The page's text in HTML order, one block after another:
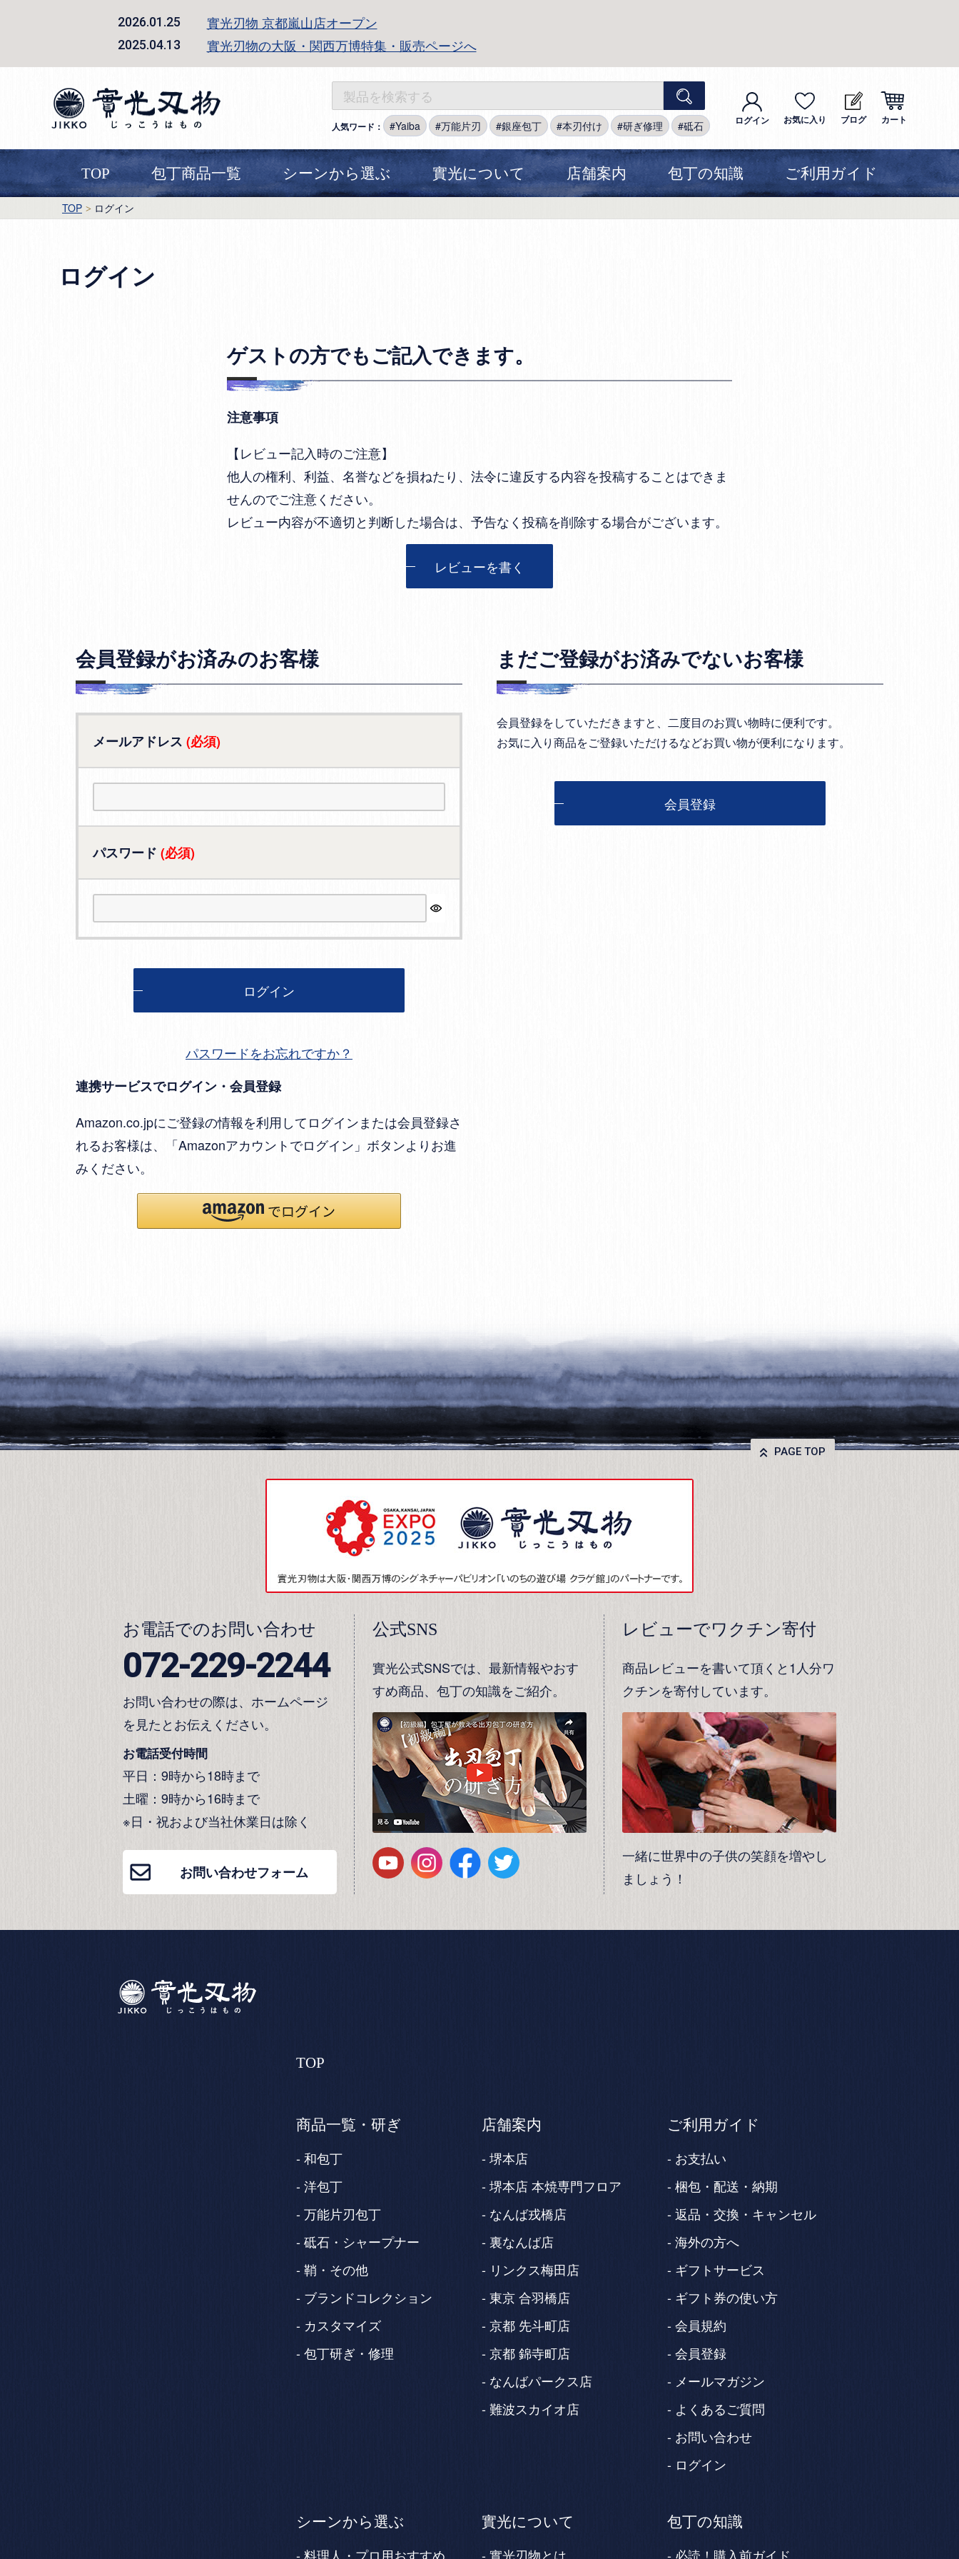
2026.01.25 實光刃物 京都嵐山店オープン
2025.04.13 實光刃物の大阪・関西万博特集・販売ページへ
人気ワード： Yaiba 万能片刃 銀座包丁 本刃付け 研ぎ修理 砥石 ログイン お気に入り ブログ カート
TOP 包丁商品一覧 シーンから選ぶ 實光について 店舗案内 包丁の知識 ご利用ガイド
TOP ログイン
ログイン
ゲストの方でもご記入できます。
注意事項
【レビュー記入時のご注意】
他人の権利、利益、名誉などを損ねたり、法令に違反する内容を投稿することはできま
せんのでご注意ください。
レビュー内容が不適切と判断した場合は、予告なく投稿を削除する場合がございます。
レビューを書く
会員登録がお済みのお客様
メールアドレス (必須)
パスワード (必須)
ログイン
パスワードをお忘れですか？
連携サービスでログイン・会員登録
Amazon.co.jpにご登録の情報を利用してログインまたは会員登録さ
れるお客様は、「Amazonアカウントでログイン」ボタンよりお進
みください。
まだご登録がお済みでないお客様
会員登録をしていただきますと、二度目のお買い物時に便利です。
お気に入り商品をご登録いただけるなどお買い物が便利になります。
会員登録
PAGE TOP
お電話でのお問い合わせ
072-229-2244
お問い合わせの際は、ホームページ
を見たとお伝えください。
お電話受付時間
平日：9時から18時まで
土曜：9時から16時まで
※日・祝および当社休業日は除く
お問い合わせフォーム
公式SNS
實光公式SNSでは、最新情報やおす
すめ商品、包丁の知識をご紹介。
レビューでワクチン寄付
商品レビューを書いて頂くと1人分ワ
クチンを寄付しています。
一緒に世界中の子供の笑顔を増やし
ましょう！
TOP
商品一覧・研ぎ
和包丁
洋包丁
万能片刃包丁
砥石・シャープナー
鞘・その他
ブランドコレクション
カスタマイズ
包丁研ぎ・修理
店舗案内
堺本店
堺本店 本焼専門フロア
なんば戎橋店
裏なんば店
リンクス梅田店
東京 合羽橋店
京都 先斗町店
京都 錦寺町店
なんばパークス店
難波スカイオ店
ご利用ガイド
お支払い
梱包・配送・納期
返品・交換・キャンセル
海外の方へ
ギフトサービス
ギフト券の使い方
会員規約
会員登録
メールマガジン
よくあるご質問
お問い合わせ
ログイン
シーンから選ぶ
料理人・プロ用おすすめ
實光について
實光刃物とは
包丁の知識
必読！購入前ガイド